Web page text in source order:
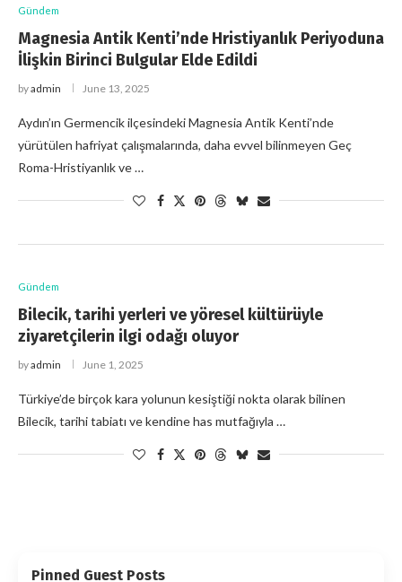
Gündem
Magnesia Antik Kenti’nde Hristiyanlık Periyoduna
İlişkin Birinci Bulgular Elde Edildi
byadmin June 13, 2025
Aydın’ın Germencik ilçesindeki Magnesia Antik Kenti’nde
yürütülen hafriyat çalışmalarında, daha evvel bilinmeyen Geç
Roma-Hristiyanlık ve …
Gündem
Bilecik, tarihi yerleri ve yöresel kültürüyle
ziyaretçilerin ilgi odağı oluyor
byadmin June 1, 2025
Türkiye’de birçok kara yolunun kesiştiği nokta olarak bilinen
Bilecik, tarihi tabiatı ve kendine has mutfağıyla …
Pinned Guest Posts